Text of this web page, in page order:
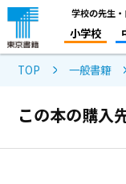
学校の先生
小学校
TOP 一般書籍
この本の購入